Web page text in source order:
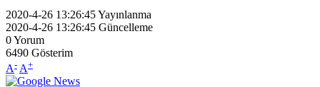
2020-4-26 13:26:45Yayınlanma
2020-4-26 13:26:45 Güncelleme
0Yorum
6490 Gösterim
A- A+